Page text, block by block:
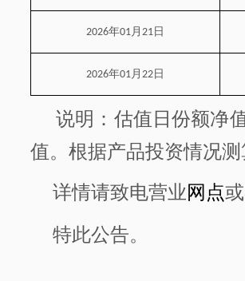
2026年01月 21 日
2026年01月 22 日
说明：估值日份额净
值。根据产品投资情况
详情请致电营业网点
特此公告。